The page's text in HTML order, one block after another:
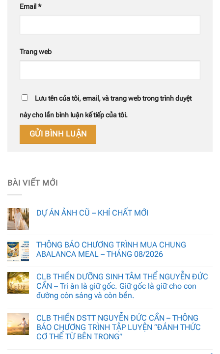
Email *
Trang web
Lưu tên của tôi, email, và trang web trong trình duyệt
này cho lần bình luận kế tiếp của tôi.
BÀI VIẾT MỚI
DỰ ÁN ẢNH CŨ – KHÍ CHẤT MỚI
THÔNG BÁO CHƯƠNG TRÌNH MUA CHUNG
ABALANCA MEAL – THÁNG 08/2026
CLB THIỀN DƯỠNG SINH TÂM THỂ NGUYỄN ĐỨC
CẦN – Tri ân là giữ gốc. Giữ gốc là giữ cho con
đường còn sáng và còn bền.
CLB THIỀN DSTT NGUYỄN ĐỨC CẦN – THÔNG
BÁO CHƯƠNG TRÌNH TẬP LUYỆN “ĐÁNH THỨC
CƠ THỂ TỪ BÊN TRONG”